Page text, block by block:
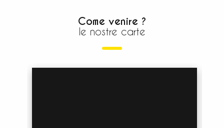
Come venire ?
le nostre carte